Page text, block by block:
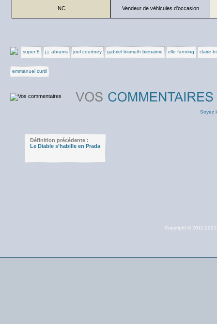
NC Vendeur de véhicules d'occasion
super 8 j.j. abrams joel courtney gabriel bismuth bienaime elle fanning claire
emmanuel curtil
Soyez
Définition précédente :
Le Diable s'habille en Prada
Copyright © 2011-